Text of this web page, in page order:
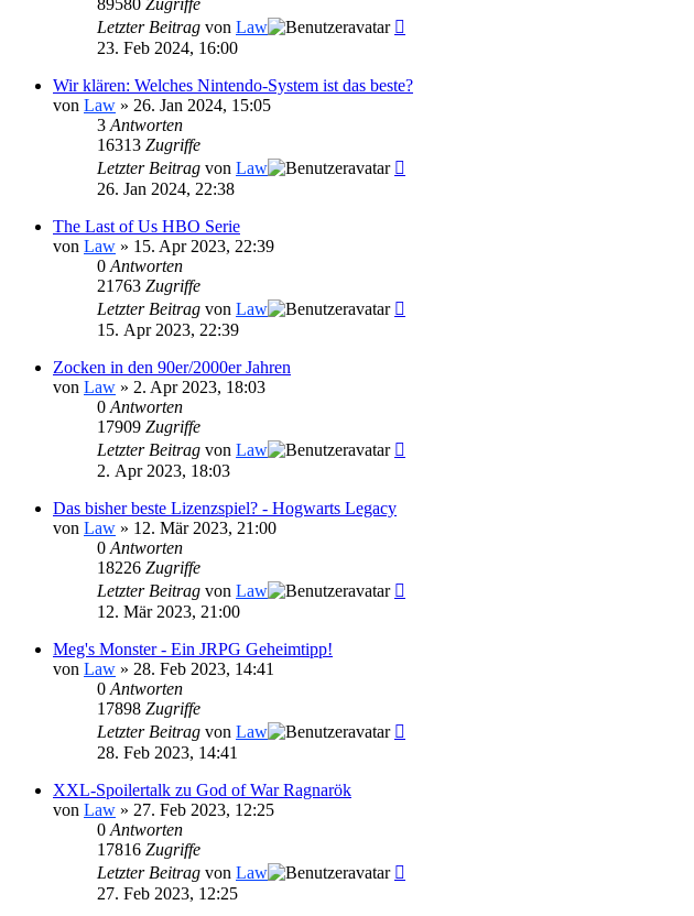
89580 Zugriffe
Letzter Beitrag von Law
23. Feb 2024, 16:00
Wir klären: Welches Nintendo-System ist das beste?
von Law » 26. Jan 2024, 15:05
3 Antworten
16313 Zugriffe
Letzter Beitrag von Law
26. Jan 2024, 22:38
The Last of Us HBO Serie
von Law » 15. Apr 2023, 22:39
0 Antworten
21763 Zugriffe
Letzter Beitrag von Law
15. Apr 2023, 22:39
Zocken in den 90er/2000er Jahren
von Law » 2. Apr 2023, 18:03
0 Antworten
17909 Zugriffe
Letzter Beitrag von Law
2. Apr 2023, 18:03
Das bisher beste Lizenzspiel? - Hogwarts Legacy
von Law » 12. Mär 2023, 21:00
0 Antworten
18226 Zugriffe
Letzter Beitrag von Law
12. Mär 2023, 21:00
Meg's Monster - Ein JRPG Geheimtipp!
von Law » 28. Feb 2023, 14:41
0 Antworten
17898 Zugriffe
Letzter Beitrag von Law
28. Feb 2023, 14:41
XXL-Spoilertalk zu God of War Ragnarök
von Law » 27. Feb 2023, 12:25
0 Antworten
17816 Zugriffe
Letzter Beitrag von Law
27. Feb 2023, 12:25